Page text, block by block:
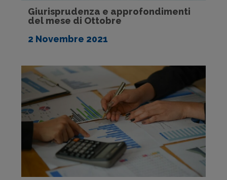
Giurisprudenza e approfondimenti
del mese di Ottobre
2 Novembre 2021